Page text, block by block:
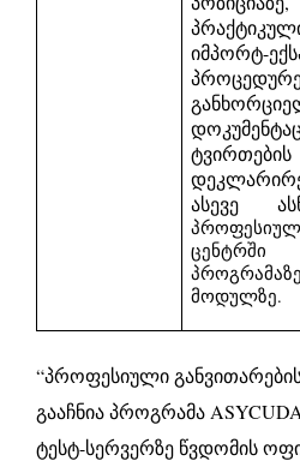
იმპორტ-
ასევე
მოდულზე.
“პროფესიული
გააჩნია პროგრამა
ტესტ-სერვერზე წვდომის